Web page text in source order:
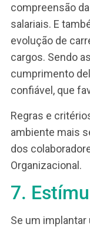
questões
questões são:
cada um deve
em cada
Dessa forma,
que cada
oportunidades
pirâmide
6.